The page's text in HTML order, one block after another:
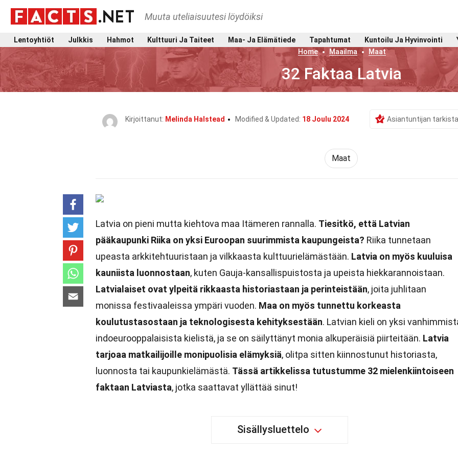
Muuta uteliaisuutesi löydöiksi
Lentoyhtiöt Julkkis Hahmot Kulttuuri Ja Taiteet Maa- Ja Elämätiede Tapahtumat Kuntoilu Ja Hyvinvointi
Home
Maailma Maat
32 Faktaa Latvia
Kirjoittanut: Melinda Halstead Modified & Updated: 18 Joulu 2024 Asiantuntijan
Maat
Latvia on pieni mutta kiehtova maa Itämeren rannalla. Tiesitkö, että Latvian
pääkaupunki Riika on yksi Euroopan suurimmista kaupungeista? Riika tunnetaan
upeasta arkkitehtuuristaan ja vilkkaasta kulttuurielämästään. Latvia on myös kuuluisa
kauniista luonnostaan, kuten Gauja-kansallispuistosta ja upeista hiekkarannoistaan.
Latvialaiset ovat ylpeitä rikkaasta historiastaan ja perinteistään, joita juhlitaan
monissa festivaaleissa ympäri vuoden. Maa on myös tunnettu korkeasta
koulutustasostaan ja teknologisesta kehityksestään. Latvian kieli on yksi
indoeurooppalaisista kielistä, ja se on säilyttänyt monia alkuperäisiä piirteitään. Latvia
tarjoaa matkailijoille monipuolisia elämyksiä, olitpa sitten kiinnostunut historiasta,
luonnosta tai kaupunkielämästä. Tässä artikkelissa tutustumme 32 mielenkiintoiseen
faktaan Latviasta, jotka saattavat yllättää sinut!
Sisällysluettelo